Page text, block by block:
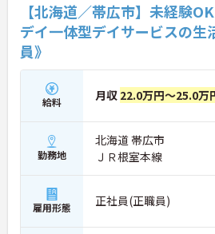
【北海道／帯広市】未経験
デイ一体型デイサービスの生
員》
給料 月収 22.0万円～25.0万
勤務地
北海道 帯広市
ＪＲ根室本線
雇用形態 正社員(正職員)